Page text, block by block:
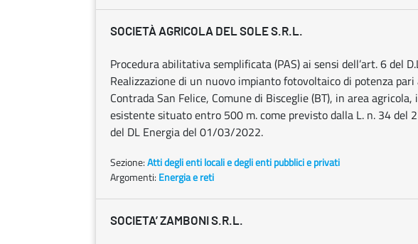
SOCIETÀ AGRICOLA DEL SOLE S.R.L.
Procedura abilitativa semplificata (PAS) ai sensi dell’art. 6 del
Realizzazione di un nuovo impianto fotovoltaico di potenza
Contrada San Felice, Comune di Bisceglie (BT), in area
esistente situato entro 500 m. come previsto dalla L. n. 34
del DL Energia del 01/03/2022.
Sezione:Atti degli enti locali e degli enti pubblici e privati
Argomenti: Energia e reti
SOCIETA’ ZAMBONI S.R.L.